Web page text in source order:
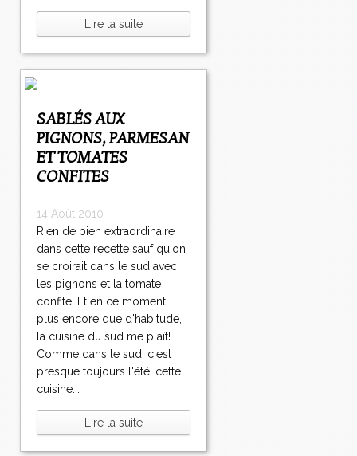
Lire la suite
SABLÉS AUX
PIGNONS, PARMESAN
ET TOMATES
CONFITES
14 Août 2010
Rien de bien extraordinaire
dans cette recette sauf qu'on
se croirait dans le sud avec
les pignons et la tomate
confite! Et en ce moment,
plus encore que d'habitude,
la cuisine du sud me plaît!
Comme dans le sud, c'est
presque toujours l'été, cette
cuisine...
Lire la suite